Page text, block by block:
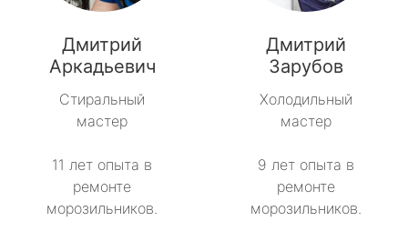
Дмитрий
Аркадьевич
Стиральный
мастер
11 лет опыта в
ремонте
морозильников.
Дмитрий
Зарубов
Холодильный
мастер
9 лет опыта в
ремонте
морозильников.